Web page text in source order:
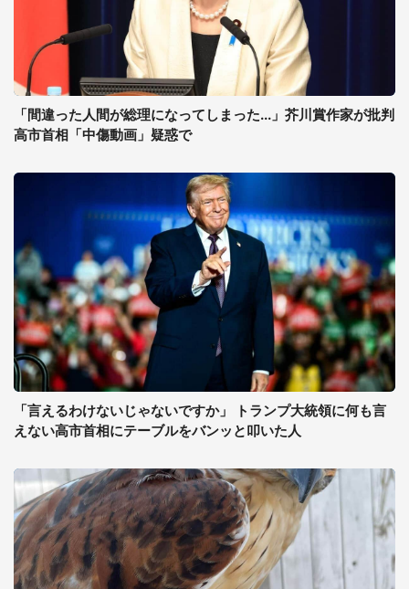
「間違った人間が総理になってしまった...」芥川賞作家が批判
高市首相「中傷動画」疑惑で
「言えるわけないじゃないですか」 トランプ大統領に何も言
えない高市首相にテーブルをバンッと叩いた人